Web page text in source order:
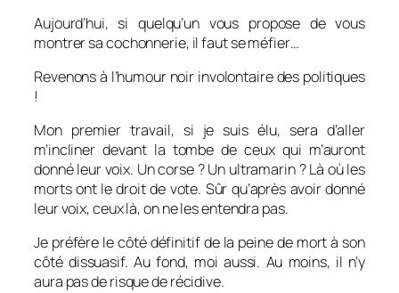
Aujourd’hui, si quelqu’un vous propose de vous
montrer sa cochonnerie, il faut se méfier…
Revenons à l’humour noir involontaire des politiques
!
Mon premier travail, si je suis élu, sera d’aller
m’incliner devant la tombe de ceux qui m’auront
donné leur voix. Un corse ? Un ultramarin ? Là où les
morts ont le droit de vote. Sûr qu’après avoir donné
leur voix, ceux là, on ne les entendra pas.
Je préfère le côté définitif de la peine de mort à son
côté dissuasif.Au fond, moi aussi. Au moins, il n’y
aura pas de risque de récidive.